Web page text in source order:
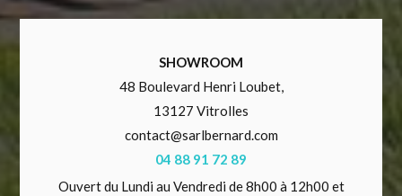
SHOWROOM
48 Boulevard Henri Loubet,
13127 Vitrolles
contact@sarlbernard.com
04 88 91 72 89
Ouvert du Lundi au Vendredi de 8h00 à 12h00 et